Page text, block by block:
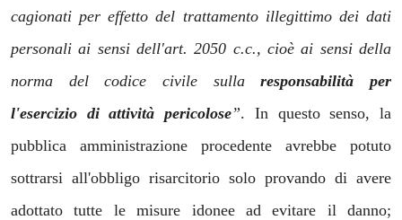
cagionati per effetto del trattamento illegittimo dei dati
personali ai sensi dell'art. 2050 c.c., cioè ai sensi della
norma del codice civile sullaresponsabilità per
l'esercizio di attività pericolose”. In questo senso, la
pubblica amministrazione procedente avrebbe potuto
sottrarsi all'obbligo risarcitorio solo provando di avere
adottato tutte le misure idonee ad evitare il danno;